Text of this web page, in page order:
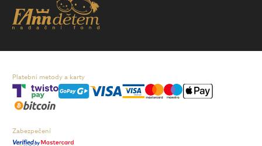
Platební metody a karty
Zabezpečení